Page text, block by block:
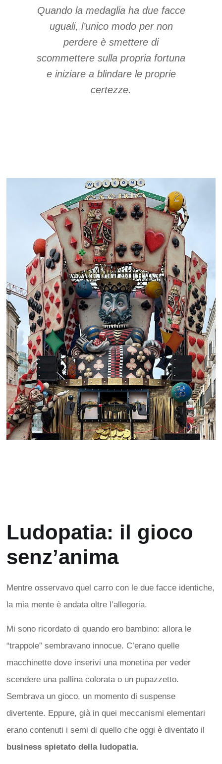
Quando la medaglia ha due facce
uguali, l’unico modo per non
perdere è smettere di
scommettere sulla propria fortuna
e iniziare a blindare le proprie
certezze.
Ludopatia: il gioco
senz’anima
Mentre osservavo quel carro con le due facce identiche,
la mia mente è andata oltre l’allegoria.
Mi sono ricordato di quando ero bambino: allora le
“trappole” sembravano innocue. C’erano quelle
macchinette dove inserivi una monetina per veder
scendere una pallina colorata o un pupazzetto.
Sembrava un gioco, un momento di suspense
divertente. Eppure, già in quei meccanismi elementari
erano contenuti i semi di quello che oggi è diventato il
business spietato della ludopatia.